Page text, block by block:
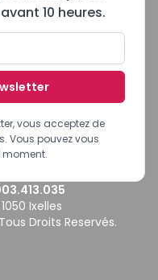
10 heures.
vous acceptez de
Vous pouvez vous
Ixelles
Droits Reservés.